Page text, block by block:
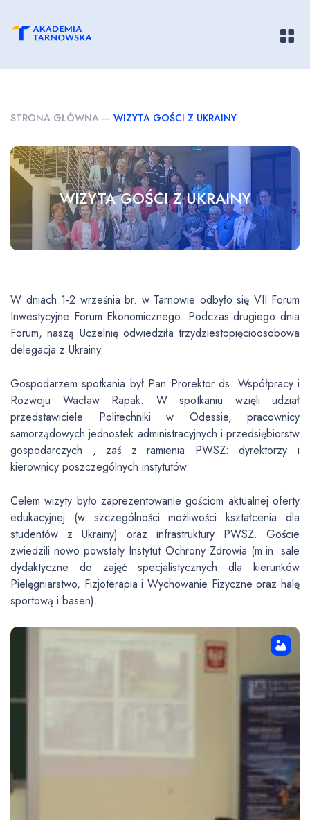
STRONA GŁÓWNA — WIZYTA GOŚCI Z UKRAINY
WIZYTA GOŚCI Z UKRAINY
W dniach 1-2 września br. w Tarnowie odbyło się VII Forum
Inwestycyjne Forum Ekonomicznego. Podczas drugiego dnia
Forum, naszą Uczelnię odwiedziła trzydziestopięcioosobowa
delegacja z Ukrainy.
Gospodarzem spotkania był Pan Prorektor ds. Współpracy i
Rozwoju Wacław Rapak. W spotkaniu wzięli udział
przedstawiciele Politechniki w Odessie, pracownicy
samorządowych jednostek administracyjnych i przedsiębiorstw
gospodarczych , zaś z ramienia PWSZ: dyrektorzy i
kierownicy poszczególnych instytutów.
Celem wizyty było zaprezentowanie gościom aktualnej oferty
edukacyjnej (w szczególności możliwości kształcenia dla
studentów z Ukrainy) oraz infrastruktury PWSZ. Goście
zwiedzili nowo powstały Instytut Ochrony Zdrowia (m.in. sale
dydaktyczne do zajęć specjalistycznych dla kierunków
Pielęgniarstwo, Fizjoterapia i Wychowanie Fizyczne oraz halę
sportową i basen).